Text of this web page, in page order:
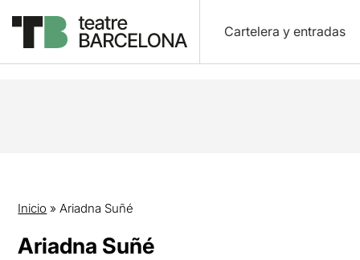
Cartelera y entradas
Inicio »Ariadna Suñé
Ariadna Suñé